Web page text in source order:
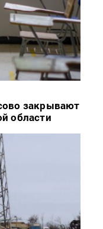
закрывают
области